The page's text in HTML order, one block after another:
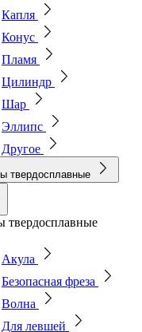
Капля
Конус
Пламя
Цилиндр
Шар
Эллипс
Другое
твердосплавные
твердосплавные
Акула
Безопасная фреза
Волна
Для левшей